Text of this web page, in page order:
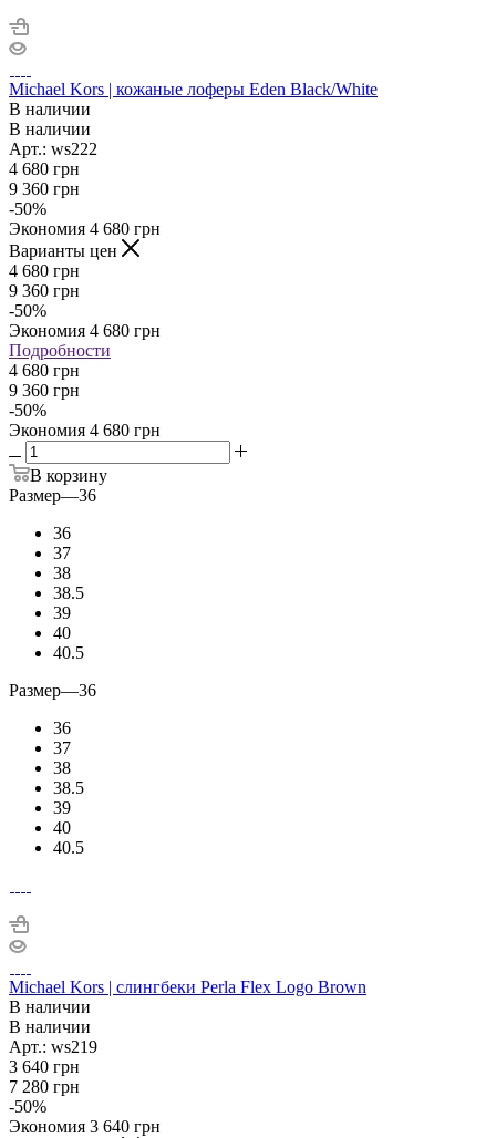
Michael Kors | кожаные лоферы Eden Black/White
В наличии
В наличии
Арт.: ws222
4 680 грн
9 360 грн
-50%
Экономия 4 680 грн
Варианты цен
4 680 грн
9 360 грн
-50%
Экономия 4 680 грн
Подробности
4 680 грн
9 360 грн
-50%
Экономия 4 680 грн
В корзину
Размер—36
36
37
38
38.5
39
40
40.5
Размер—36
36
37
38
38.5
39
40
40.5
Michael Kors | слингбеки Perla Flex Logo Brown
В наличии
В наличии
Арт.: ws219
3 640 грн
7 280 грн
-50%
Экономия 3 640 грн